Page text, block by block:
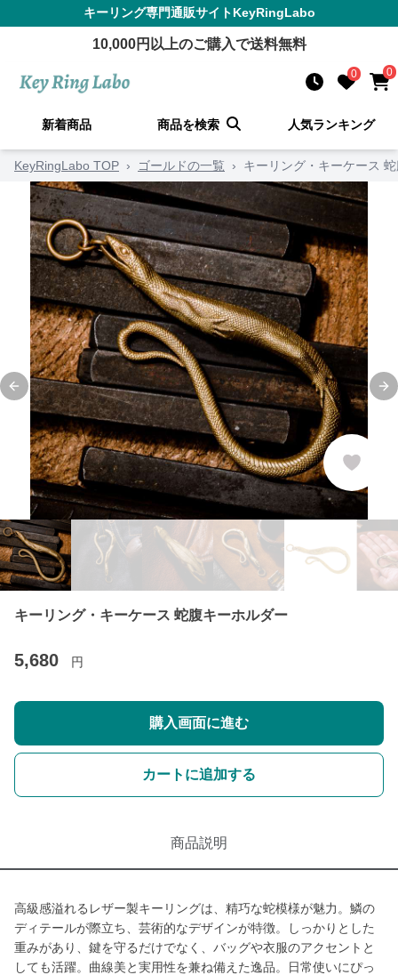
キーリング専門通販サイトKeyRingLabo
10,000円以上のご購入で送料無料
0 0
新着商品 商品を検索 人気ランキング
KeyRingLabo TOP › ゴールドの一覧 › キーリング・キーケース
Previous slide
キーリング・キーケース 蛇腹キーホルダー
5,680 円
購入画面に進む
カートに追加する
商品説明
高級感溢れるレザー製キーリングは、精巧な蛇模様が魅力。鱗の
ディテールが際立ち、芸術的なデザインが特徴。しっかりとした
重みがあり、鍵を守るだけでなく、バッグや衣服のアクセントと
しても活躍。曲線美と実用性を兼ね備えた逸品。日常使いにぴっ